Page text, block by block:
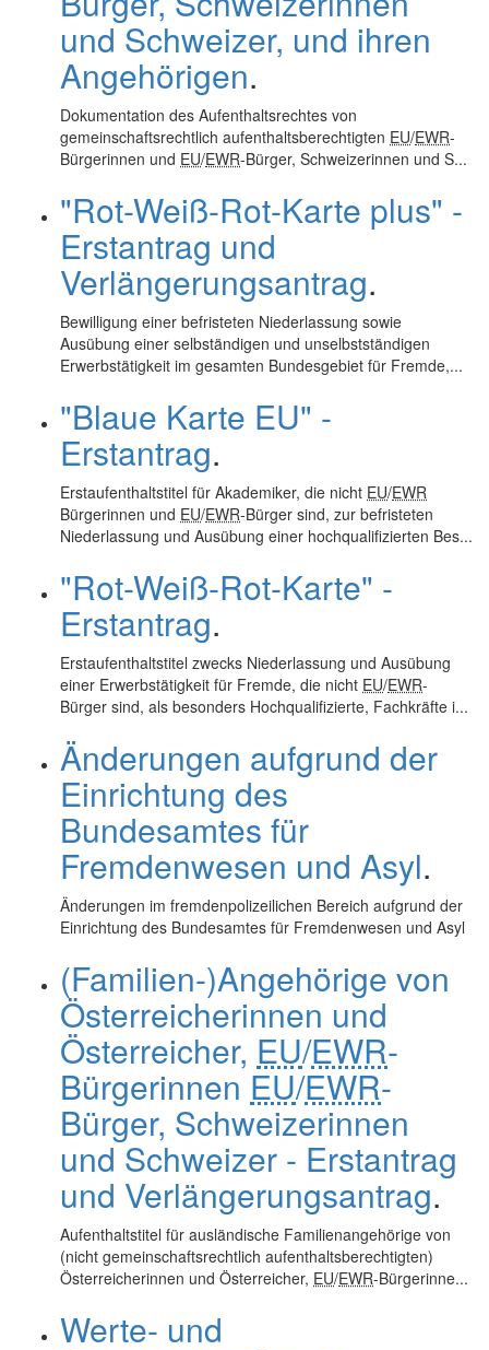
und Schweizer, und ihren
Angehörigen.
Dokumentation des Aufenthaltsrechtes von
gemeinschaftsrechtlich aufenthaltsberechtigten EU/EWR-
Bürgerinnen und EU/EWR-Bürger, Schweizerinnen und S...
"Rot-Weiß-Rot-Karte plus" -
Erstantrag und
Verlängerungsantrag.
Bewilligung einer befristeten Niederlassung sowie
Ausübung einer selbständigen und unselbstständigen
Erwerbstätigkeit im gesamten Bundesgebiet für Fremde,...
"Blaue Karte EU" -
Erstantrag.
Erstaufenthaltstitel für Akademiker, die nicht EU/EWR
Bürgerinnen und EU/EWR-Bürger sind, zur befristeten
Niederlassung und Ausübung einer hochqualifizierten Bes...
"Rot-Weiß-Rot-Karte" -
Erstantrag.
Erstaufenthaltstitel zwecks Niederlassung und Ausübung
einer Erwerbstätigkeit für Fremde, die nicht EU/EWR-
Bürger sind, als besonders Hochqualifizierte, Fachkräfte i...
Änderungen aufgrund der
Einrichtung des
Bundesamtes für
Fremdenwesen und Asyl.
Änderungen im fremdenpolizeilichen Bereich aufgrund der
Einrichtung des Bundesamtes für Fremdenwesen und Asyl
(Familien-)Angehörige von
Österreicherinnen und
Österreicher, EU/EWR-
Bürgerinnen EU/EWR-
Bürger, Schweizerinnen
und Schweizer - Erstantrag
und Verlängerungsantrag.
Aufenthaltstitel für ausländische Familienangehörige von
(nicht gemeinschaftsrechtlich aufenthaltsberechtigten)
Österreicherinnen und Österreicher, EU/EWR-Bürgerinne...
Werte- und